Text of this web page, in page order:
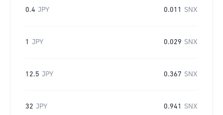
0.4 JPY 0.011 SNX
1 JPY 0.029 SNX
12.5 JPY 0.367 SNX
32 JPY 0.941 SNX